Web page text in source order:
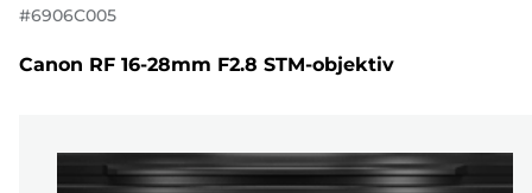
#6906C005
Canon RF 16-28mm F2.8 STM-objektiv